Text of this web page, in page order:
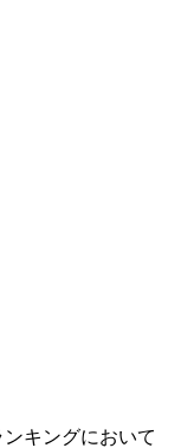
キングにおいて